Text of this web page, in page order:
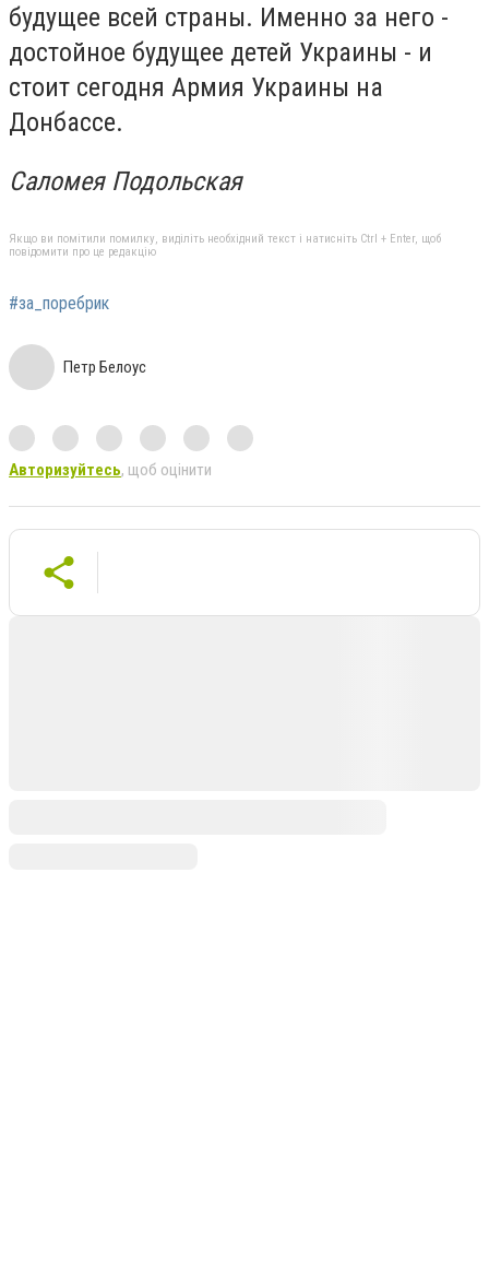
будущее всей страны. Именно за него -
достойное будущее детей Украины - и
стоит сегодня Армия Украины на
Донбассе.
Саломея Подольская
Якщо ви помітили помилку, виділіть необхідний текст і натисніть Ctrl + Enter, щоб
повідомити про це редакцію
#за_поребрик
Петр Белоус
Авторизуйтесь, щоб оцінити